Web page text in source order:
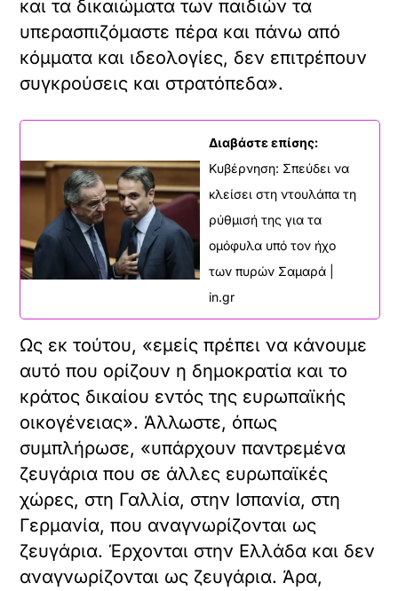
και τα δικαιώματα των παιδιών τα
υπερασπιζόμαστε πέρα και πάνω από
κόμματα και ιδεολογίες, δεν επιτρέπουν
συγκρούσεις και στρατόπεδα».
Διαβάστε επίσης:
Κυβέρνηση: Σπεύδει να
κλείσει στη ντουλάπα τη
ρύθμισή της για τα
ομόφυλα υπό τον ήχο
των πυρών Σαμαρά |
in.gr
Ως εκ τούτου, «εμείς πρέπει να κάνουμε
αυτό που ορίζουν η δημοκρατία και το
κράτος δικαίου εντός της ευρωπαϊκής
οικογένειας». Άλλωστε, όπως
συμπλήρωσε, «υπάρχουν παντρεμένα
ζευγάρια που σε άλλες ευρωπαϊκές
χώρες, στη Γαλλία, στην Ισπανία, στη
Γερμανία, που αναγνωρίζονται ως
ζευγάρια. Έρχονται στην Ελλάδα και δεν
αναγνωρίζονται ως ζευγάρια. Άρα,